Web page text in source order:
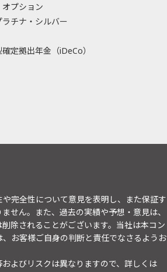
プション
ラチナ・シルバー
定拠出年金（iDeCo）
完全性について意見を表明し、また保証す
せん。また、過去の実績や予想・意見は、
除されることがございます。当社は本コン
お客様ご自身の判断と責任でなさるようお
よびリスクは異なりますので、詳しくは